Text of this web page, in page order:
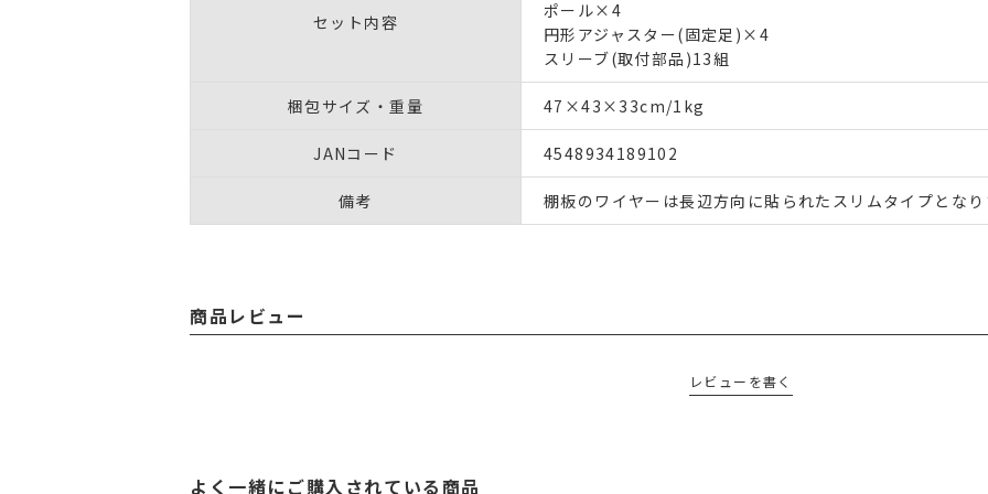
セット内容
ポール×4
円形アジャスター(固定足)×4
スリーブ(取付部品)13組
梱包サイズ・重量 47×43×33cm/1kg
JANコード 4548934189102
備考 棚板のワイヤーは長辺方向に貼られたスリムタイプとな
商品レビュー
レビューを書く
よく一緒にご購入されている商品